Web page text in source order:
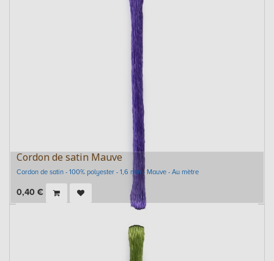
Cordon de satin Mauve
Cordon de satin - 100% polyester - 1,6 mm - Mauve - Au mètre
0,40 €